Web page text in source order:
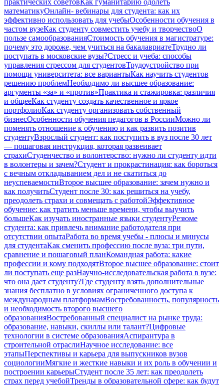
практических советовКак гуманитарию одолеть
математикуОнлайн- вебинары для студента: как их
эффективно использовать для учебыОсобенности обучения в
частом вузеКак студенту совместить учебу и творчествоО
пользе самообразованияСтоимость обучения в магистратуре:
почему это дороже, чем учиться на бакалавриатеТрудно ли
поступать в московские вузы?Стресс и учеба: способы
управления стрессом для студентовТрудоустройство при
помощи университета: все вариантыКак научить студентов
решению проблемНеобходимо ли высшее образование:
аргументы «за» и «против»Практика и стажировка: различия
и общееКак студенту создать качественное и яркое
портфолиоКак студенту организовать собственный
бизнесОсобенности обучения педагогов в РоссииМожно ли
поменять отношение к обучению и как развить позитив
студентуВзрослый студент: как поступить в вуз после 30 лет
— пошаговая инструкция, которая развеивает
страхиСтуденчество и волонтерство: нужно ли cтуденту идти
в волонтеры и зачем?Студент и прокрастинация: как бороться
с вечным откладыванием дел и не скатиться до
неуспеваемостиВторое высшее образование: зачем нужно и
как получитьСтудент после 30: как решиться на учебу,
преодолеть страхи и совмещать с работойЭффективное
обучение: как тратить меньше времени, чтобы выучить
большеКак изучать иностранные языки студентуРезюме
студента: как привлечь внимание работодателя при
отсутствии опытаРабота во время учебы - плюсы и минусы
для студентаКак сменить профессию после вуза: три пути,
сравнение и пошаговый планКомандная работа: какие
профессии и кому подходятВторое высшее образование: стоит
ли поступать еще разНаучно-исследовательская работа в вузе:
что она дает студенту?Где студенту взять дополнительные
знания бесплатно в условиях ограниченного доступа к
международным платформамВостребованность, популярность
и необходимость второго высшего
образованияВостребованный специалист на рынке труда:
образование, навыки, скиллы или талант?Цифровые
технологии в системе образованияАспирантура в
строительной отраслиНаучное исследование: все
этапыПерспективы и карьера для выпускников вузов
социологииМягкие и жесткие навыки и их роль в обучении и
построении карьерыСтудент после 35 лет: как преодолеть
страх перед учебойТренды в образовательной сфере: как будут